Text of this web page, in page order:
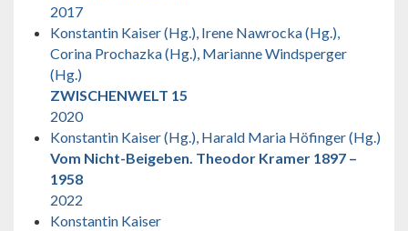
2017
Konstantin Kaiser (Hg.), Irene Nawrocka (Hg.),
Corina Prochazka (Hg.), Marianne Windsperger
(Hg.)
ZWISCHENWELT 15
2020
Konstantin Kaiser (Hg.), Harald Maria Höfinger (Hg.)
Vom Nicht-Beigeben. Theodor Kramer 1897 –
1958
2022
Konstantin Kaiser